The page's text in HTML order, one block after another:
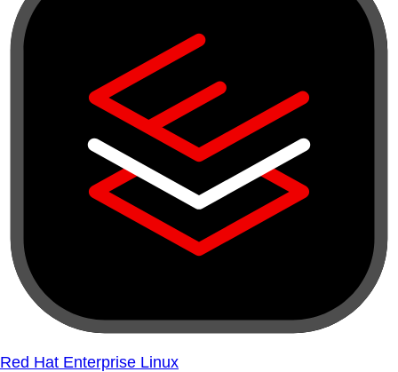
Red Hat Enterprise Linux